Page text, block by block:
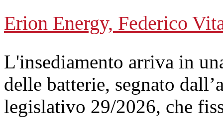
Erion Energy, Federico
L'insediamento arriva in
delle batterie, segnato
legislativo 29/2026, che